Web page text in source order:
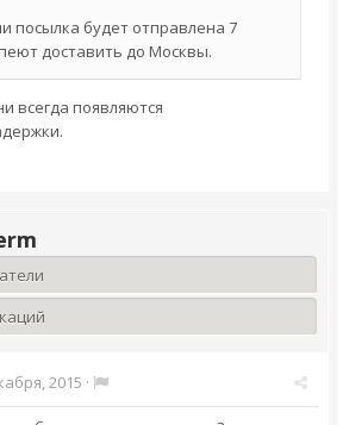
посылка будет отправлена 7
доставить до Москвы.
всегда появляются
2015 ·